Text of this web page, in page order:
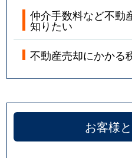
仲介手数料など不動
知りたい
不動産売却にかかる
お客様